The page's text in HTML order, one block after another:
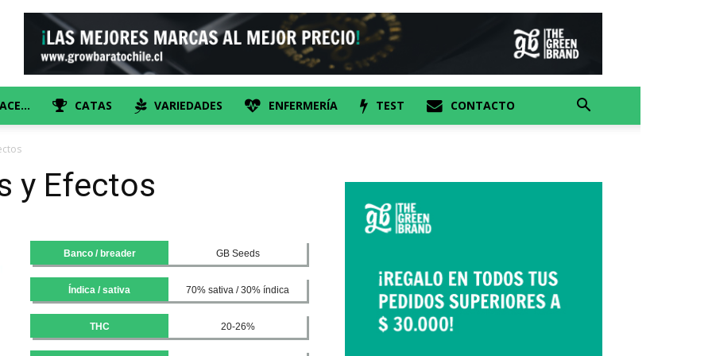
CATAS VARIEDADES ENFERMERÍA TEST CONTACTO
y Efectos
Banco / breader GB Seeds
Índica / sativa 70% sativa / 30% índica
THC 20-26%